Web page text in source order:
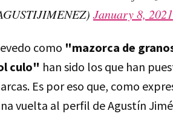
January 8, 2021
como "mazorca de
culo" han sido los que han
Es por eso que, como
vuelta al perfil de Agustín